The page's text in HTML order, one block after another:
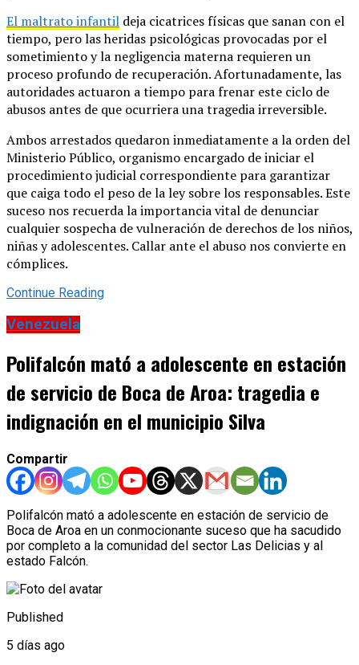
El maltrato infantil deja cicatrices físicas que sanan con el
tiempo, pero las heridas psicológicas provocadas por el
sometimiento y la negligencia materna requieren un
proceso profundo de recuperación. Afortunadamente, las
autoridades actuaron a tiempo para frenar este ciclo de
abusos antes de que ocurriera una tragedia irreversible.
Ambos arrestados quedaron inmediatamente a la orden del
Ministerio Público, organismo encargado de iniciar el
procedimiento judicial correspondiente para garantizar
que caiga todo el peso de la ley sobre los responsables. Este
suceso nos recuerda la importancia vital de denunciar
cualquier sospecha de vulneración de derechos de los niños,
niñas y adolescentes. Callar ante el abuso nos convierte en
cómplices.
Continue Reading
Venezuela
Polifalcón mató a adolescente en estación
de servicio de Boca de Aroa: tragedia e
indignación en el municipio Silva
Compartir
Polifalcón mató a adolescente en estación de servicio de
Boca de Aroa en un conmocionante suceso que ha sacudido
por completo a la comunidad del sector Las Delicias y al
estado Falcón.
Published
5 días ago